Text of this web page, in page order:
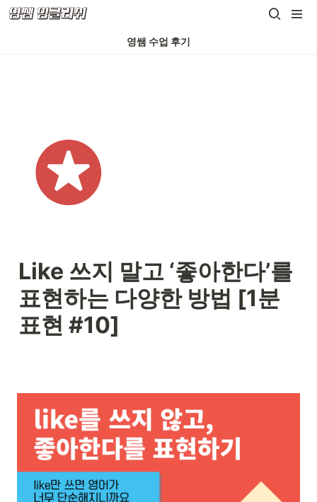
영쌤 수업 후기
Like 쓰지 말고 ‘좋아한다’를
표현하는 다양한 방법 [1분
표현 #10]